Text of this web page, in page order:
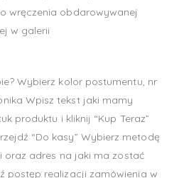
wręczenia obdarowywanej
w galerii
Wybierz kolor postumentu, nr
Wpisz tekst jaki mamy
produktu i kliknij “Kup Teraz”
“Do kasy” Wybierz metodę
oraz adres na jaki ma zostać
postęp realizacji zamówienia w